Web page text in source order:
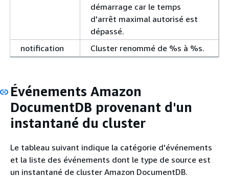
démarrage car le temps
d'arrêt maximal autorisé est
dépassé.
notification
Cluster renommé de %s à %s.
Événements Amazon
DocumentDB provenant d'un
instantané du cluster
Le tableau suivant indique la catégorie d'événements
et la liste des événements dont le type de source est
un instantané de cluster Amazon DocumentDB.